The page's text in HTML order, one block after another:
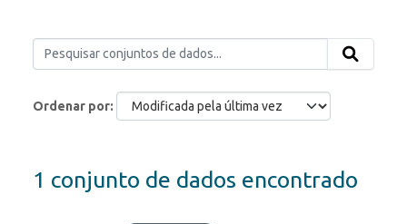
Ordenar por
1 conjunto de dados encontrado